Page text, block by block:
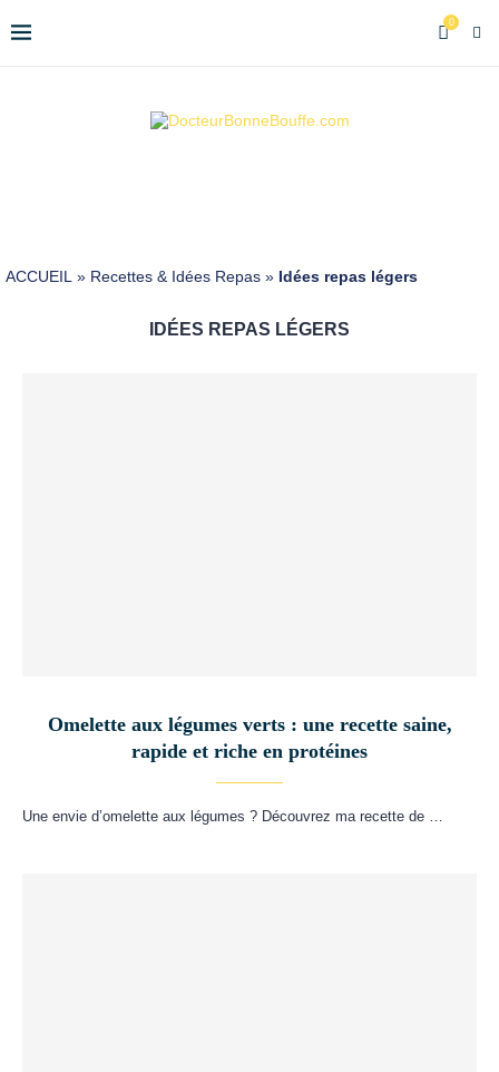
0
ACCUEIL » Recettes & Idées Repas » Idées repas légers
IDÉES REPAS LÉGERS
Omelette aux légumes verts : une recette saine,
rapide et riche en protéines
Une envie d’omelette aux légumes ? Découvrez ma recette de …